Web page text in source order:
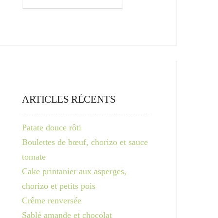
ARTICLES RÉCENTS
Patate douce rôti
Boulettes de bœuf, chorizo et sauce
tomate
Cake printanier aux asperges,
chorizo et petits pois
Crême renversée
Sablé amande et chocolat